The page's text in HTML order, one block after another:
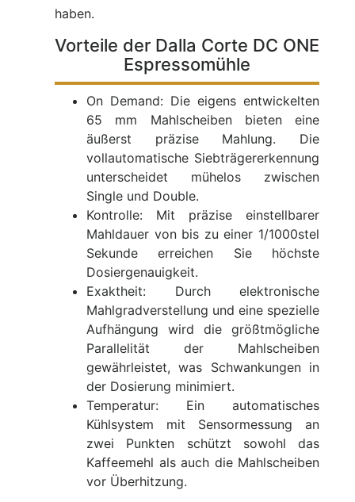
haben.
Vorteile der Dalla Corte DC ONE
Espressomühle
On Demand: Die eigens entwickelten
65 mm Mahlscheiben bieten eine
äußerst präzise Mahlung. Die
vollautomatische Siebträgererkennung
unterscheidet mühelos zwischen
Single und Double.
Kontrolle: Mit präzise einstellbarer
Mahldauer von bis zu einer 1/1000stel
Sekunde erreichen Sie höchste
Dosiergenauigkeit.
Exaktheit: Durch elektronische
Mahlgradverstellung und eine spezielle
Aufhängung wird die größtmögliche
Parallelität der Mahlscheiben
gewährleistet, was Schwankungen in
der Dosierung minimiert.
Temperatur: Ein automatisches
Kühlsystem mit Sensormessung an
zwei Punkten schützt sowohl das
Kaffeemehl als auch die Mahlscheiben
vor Überhitzung.